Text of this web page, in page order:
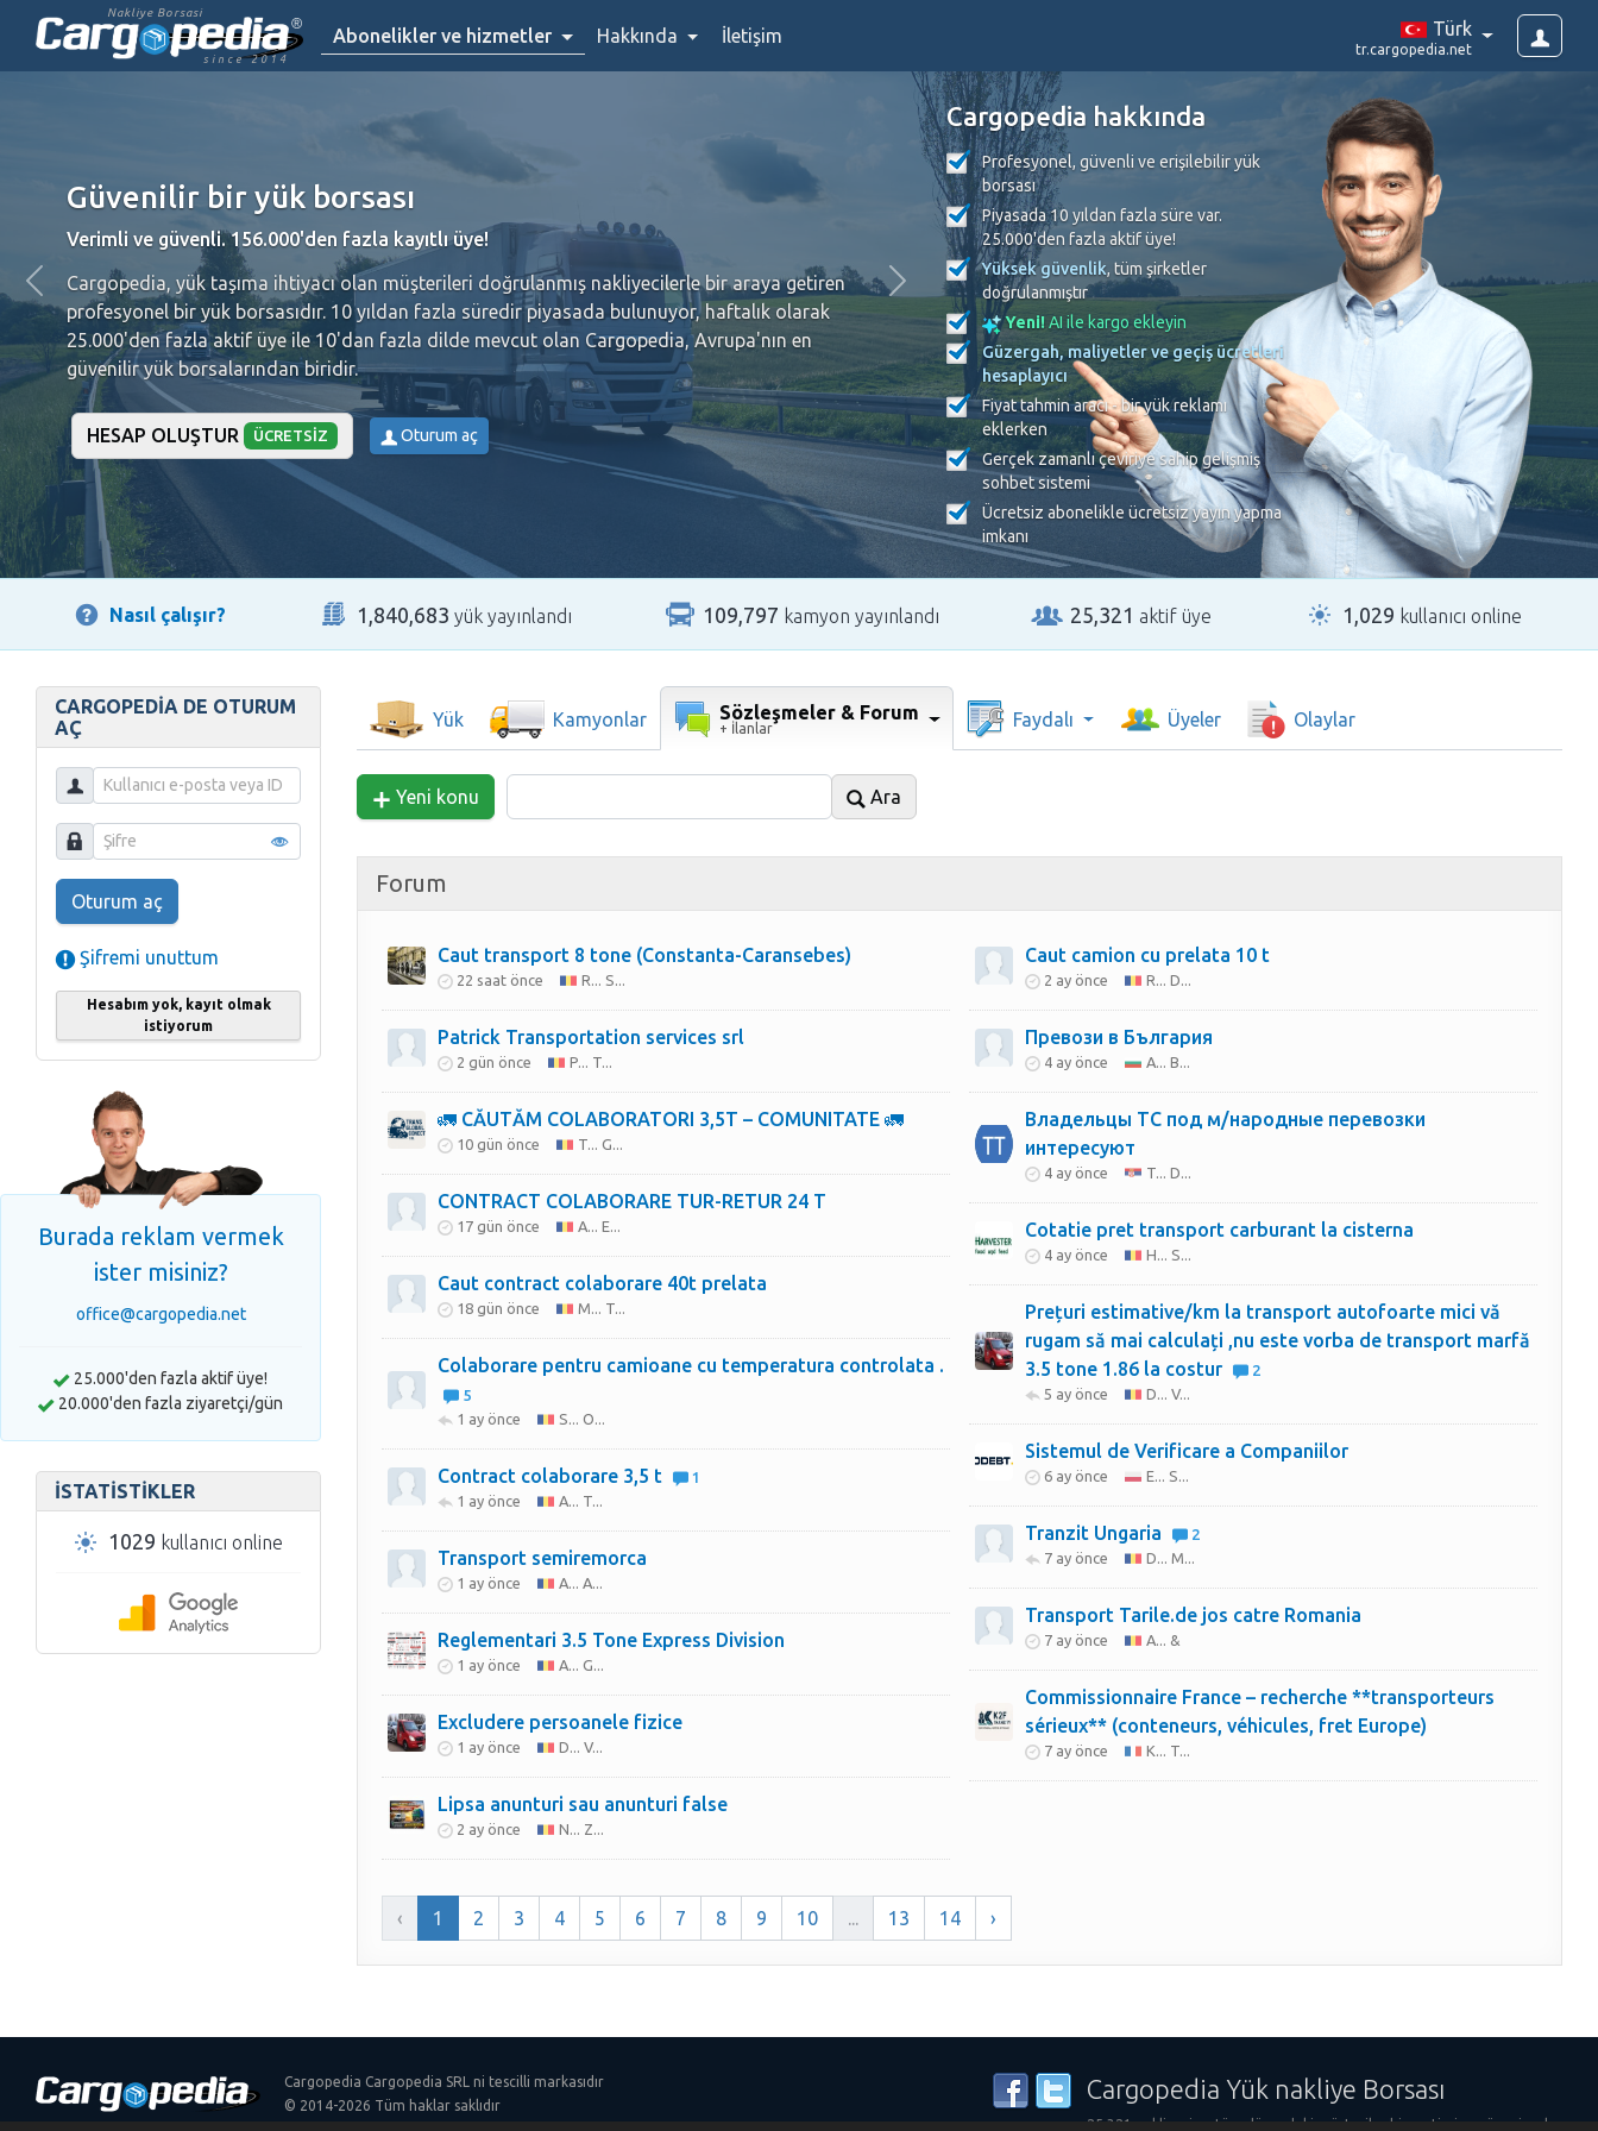
Nakliye Borsasi
since 2014
Abonelikler ve hizmetler Hakkında İletişim Türk
tr.cargopedia.net
Güvenilir bir yük borsası
Verimli ve güvenli. 156.000'den fazla kayıtlı üye!
Cargopedia, yük taşıma ihtiyacı olan müşterileri doğrulanmış nakliyecilerle bir araya getiren
profesyonel bir yük borsasıdır. 10 yıldan fazla süredir piyasada bulunuyor, haftalık olarak
25.000'den fazla aktif üye ile 10'dan fazla dilde mevcut olan Cargopedia, Avrupa'nın en
güvenilir yük borsalarından biridir.
HESAP OLUŞTUR ÜCRETSIZ Oturum aç
Cargopedia hakkında
Profesyonel, güvenli ve erişilebilir yük
borsası
Piyasada 10 yıldan fazla süre var.
25.000'den fazla aktif üye!
Yüksek güvenlik, tüm şirketler
doğrulanmıştır
Yeni!AI ile kargo ekleyin
Güzergah, maliyetler ve geçiş ücretleri
hesaplayıcı
Fiyat tahmin aracı - bir yük reklamı
eklerken
Gerçek zamanlı çeviriye sahip gelişmiş
sohbet sistemi
Ücretsiz abonelikle ücretsiz yayın yapma
imkanı
Nasıl çalışır? 1,840,683 yük yayınlandı 109,797 kamyon yayınlandı 25,321 aktif üye 1,029 kullanıcı online
CARGOPEDIA DE OTURUM
AÇ
Oturum aç
Şifremi unuttum
Hesabım yok, kayıt olmak
istiyorum
Burada reklam vermek
ister misiniz?
office@cargopedia.net
25.000'den fazla aktif üye!
20.000'den fazla ziyaretçi/gün
İSTATISTIKLER
1029 kullanıcı online
Yük Kamyonlar Sözleşmeler & Forum
+ İlanlar Faydalı Üyeler Olaylar
Yeni konu Ara
Forum
Caut transport 8 tone (Constanta-Caransebes)
22 saat önce R... S...
Patrick Transportation services srl
2 gün önce P... T...
🚛 CĂUTĂM COLABORATORI 3,5T – COMUNITATE 🚛
10 gün önce T... G...
CONTRACT COLABORARE TUR-RETUR 24 T
17 gün önce A... E...
Caut contract colaborare 40t prelata
18 gün önce M... T...
Colaborare pentru camioane cu temperatura controlata .
5
1 ay önce
S... O...
Contract colaborare 3,5 t
1
1 ay önce
A... T...
Transport semiremorca
1 ay önce A... A...
Reglementari 3.5 Tone Express Division
1 ay önce A... G...
Excludere persoanele fizice
1 ay önce D... V...
Lipsa anunturi sau anunturi false
2 ay önce N... Z...
Caut camion cu prelata 10 t
2 ay önce R... D...
Превози в България
4 ay önce A... B...
Владельцы ТС под м/народные перевозки
интересуют
4 ay önce T... D...
Cotatie pret transport carburant la cisterna
4 ay önce H... S...
Prețuri estimative/km la transport autofoarte mici vă
rugam să mai calculați ,nu este vorba de transport marfă
3.5 tone 1.86 la costur
2
5 ay önce
D... V...
Sistemul de Verificare a Companiilor
6 ay önce E... S...
Tranzit Ungaria
2
7 ay önce
D... M...
Transport Tarile.de jos catre Romania
7 ay önce A... &
Commissionnaire France – recherche **transporteurs
sérieux** (conteneurs, véhicules, fret Europe)
7 ay önce K... T...
‹ 1 2 3 4 5 6 7 8 9 10 ... 13 14 ›
Cargopedia Cargopedia SRL ni tescilli markasıdır
© 2014-2026 Tüm haklar saklıdır
Cargopedia Yük nakliye Borsası
25.321 nakliyeci ve tüm dünyadaki müşteriler hizmetimize güveniyorlar